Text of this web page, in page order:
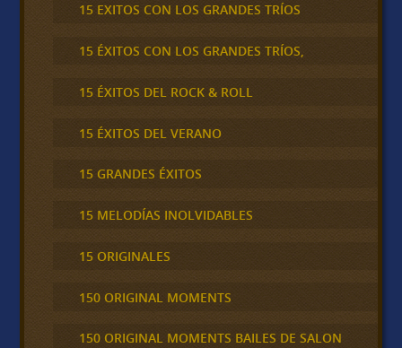
15 EXITOS CON LOS GRANDES TRÍOS
15 ÉXITOS CON LOS GRANDES TRÍOS,
15 ÉXITOS DEL ROCK & ROLL
15 ÉXITOS DEL VERANO
15 GRANDES ÉXITOS
15 MELODÍAS INOLVIDABLES
15 ORIGINALES
150 ORIGINAL MOMENTS
150 ORIGINAL MOMENTS BAILES DE SALON